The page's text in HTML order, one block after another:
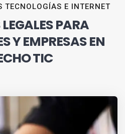
TECNOLOGÍAS E INTERNET
PARA
Y EMPRESAS EN
TIC